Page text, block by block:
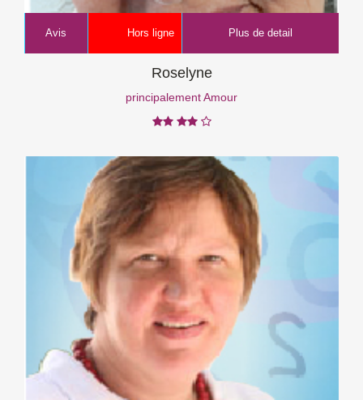
Avis Hors ligne Plus de detail
Roselyne
principalement Amour